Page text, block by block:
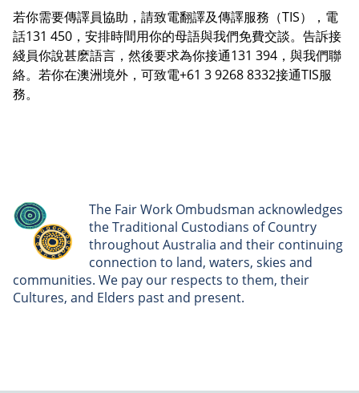
若你需要傳譯員協助，請致電翻譯及傳譯服務（TIS），電
話131 450，安排時間用你的母語與我們免費交談。告訴接
綫員你說甚麽語言，然後要求為你接通131 394，與我們聯
絡。若你在澳洲境外，可致電+61 3 9268 8332接通TIS服
務。
The Fair Work Ombudsman acknowledges
the Traditional Custodians of Country
throughout Australia and their continuing
connection to land, waters, skies and
communities. We pay our respects to them, their
Cultures, and Elders past and present.